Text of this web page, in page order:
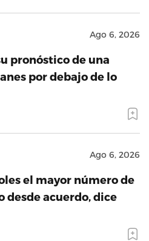
Ago 6, 2026
pronóstico de una
por debajo de lo
Ago 6, 2026
el mayor número de
desde acuerdo, dice